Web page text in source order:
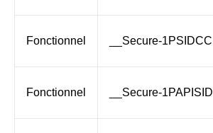
Fonctionnel __Secure-1PSIDCC
Fonctionnel __Secure-1PAPISID